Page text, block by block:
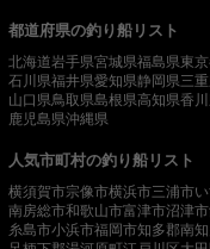
都道府県の釣り船リスト
北海道岩手県宮城県福島県東
石川県福井県愛知県静岡県三
山口県鳥取県島根県高知県香
鹿児島県沖縄県
人気市町村の釣り船リスト
横須賀市宗像市横浜市三浦市
南房総市和歌山市富津市沼津市
糸島市小浜市福岡市知多郡南